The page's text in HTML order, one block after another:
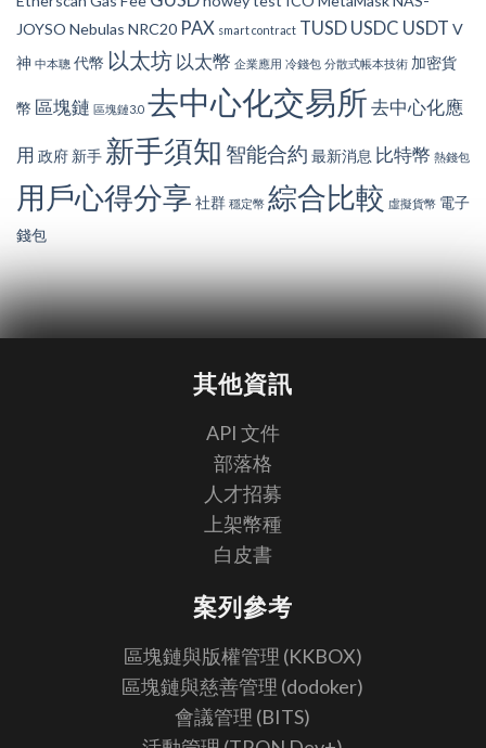
JOYSO Nebulas NRC20 PAX smart contract TUSD USDC USDT V
神 中本聰 代幣 以太坊 以太幣 企業應用 冷錢包 分散式帳本技術 加密貨
幣 區塊鏈 區塊鏈3.0 去中心化交易所 去中心化應
用 政府 新手 新手須知 智能合約 最新消息 比特幣 熱錢包
用戶心得分享 社群 穩定幣 綜合比較 虛擬貨幣 電子
錢包
其他資訊
API 文件
部落格
人才招募
上架幣種
白皮書
案列參考
區塊鏈與版權管理 (KKBOX)
區塊鏈與慈善管理 (dodoker)
會議管理 (BITS)